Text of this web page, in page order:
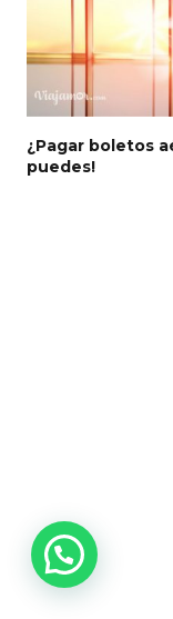
¿Pagar boletos
puedes!